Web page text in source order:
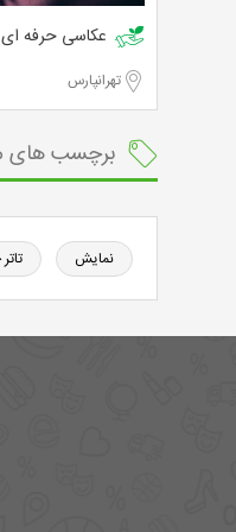
عکاسی حرفه ای
تهرانپارس
برچسب های
نمایش